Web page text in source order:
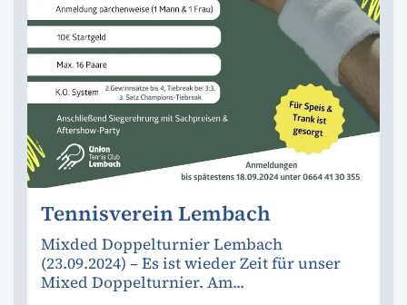
Tennisverein Lembach
Mixded Doppelturnier Lembach
(23.09.2024) – Es ist wieder Zeit für unser
Mixed Doppelturnier. Am...